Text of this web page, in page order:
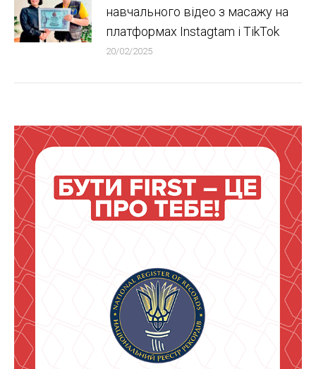
навчального відео з масажу на
платформах Instagtam i TikTok
20/02/2025